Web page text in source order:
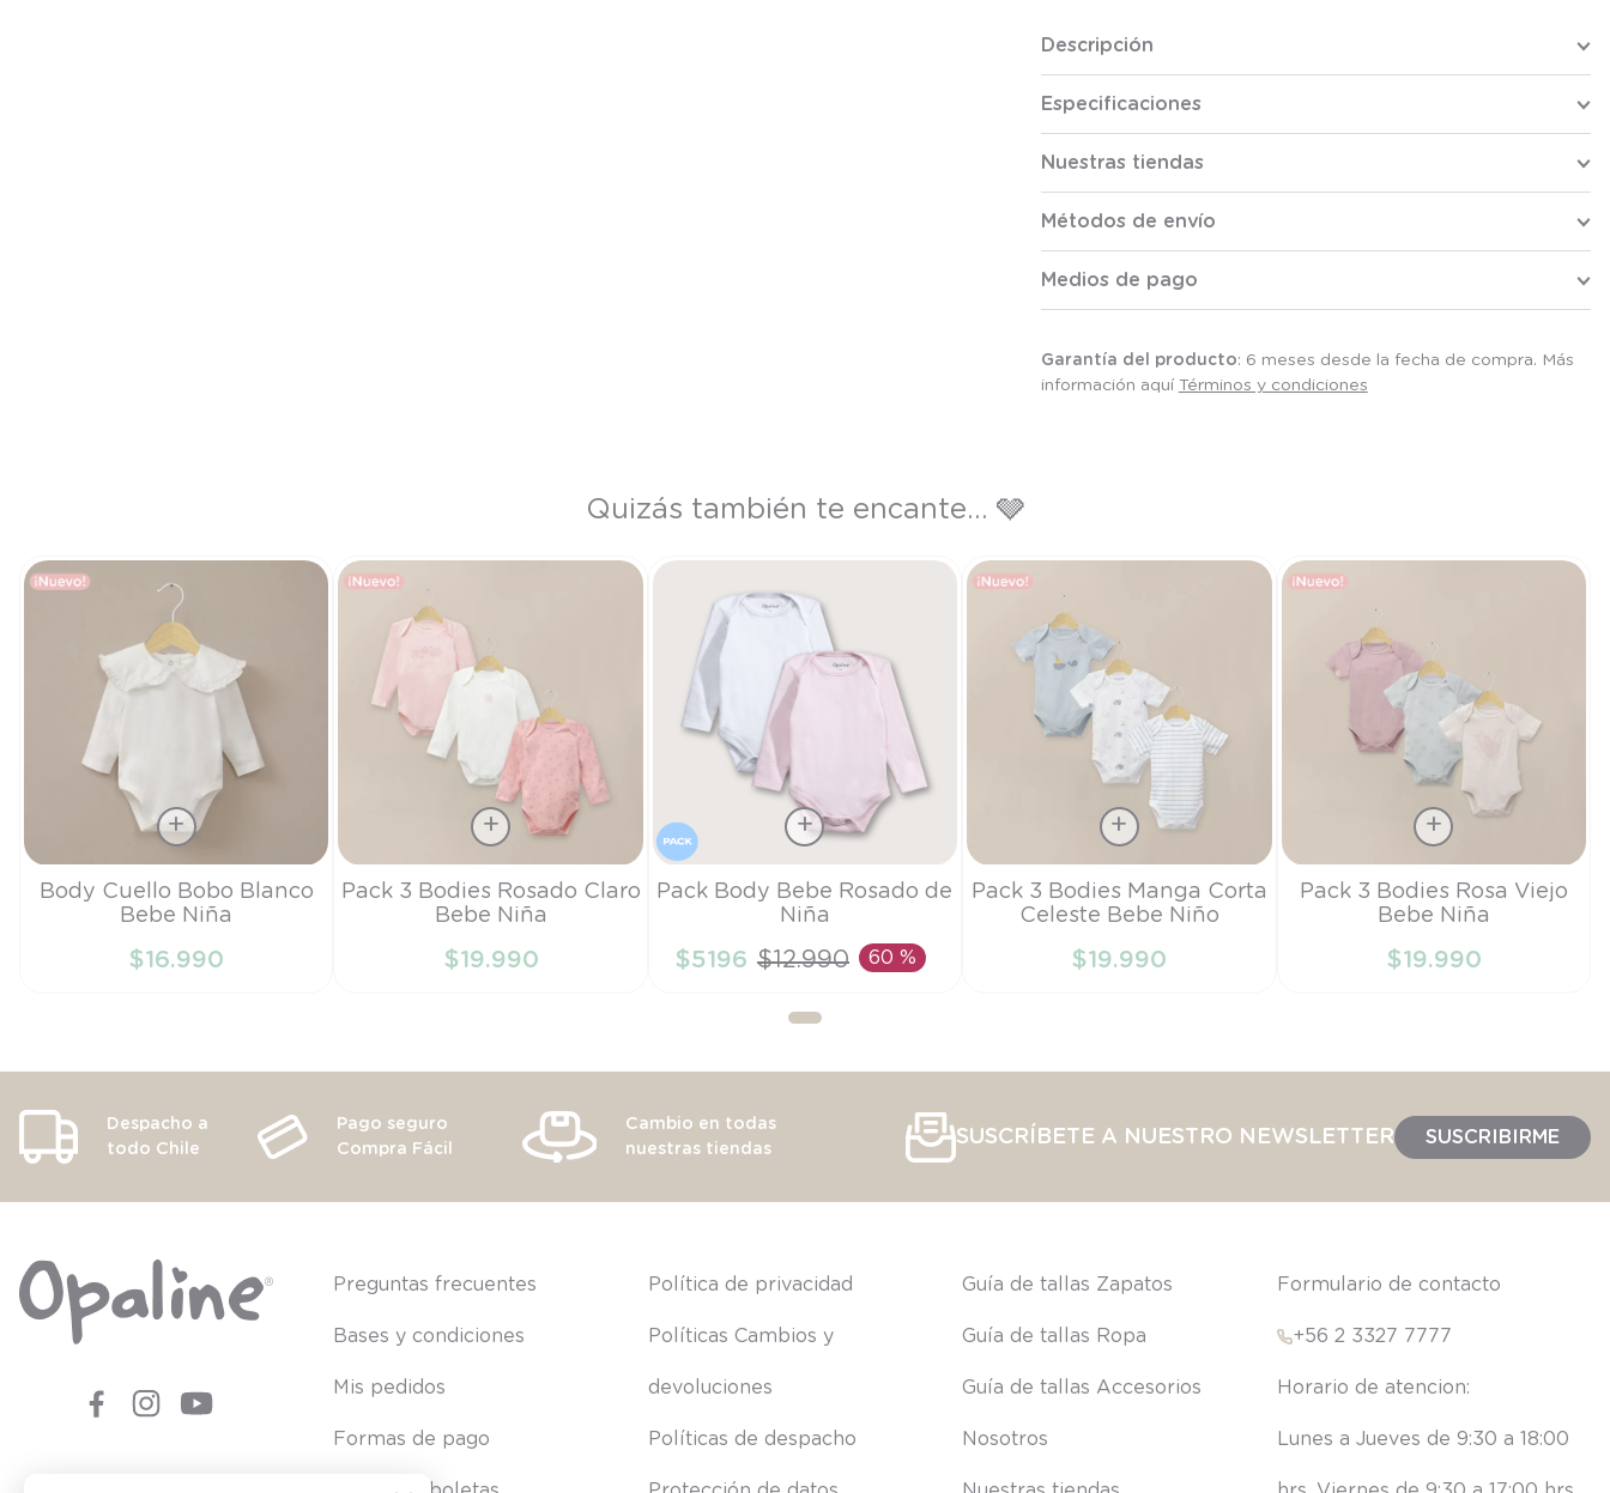
Descripción
Especificaciones
Nuestras tiendas
Métodos de envío
Medios de pago
Garantía del producto: 6 meses desde la fecha de compra. Más
información aquí Términos y condiciones
Quizás también te encante... 🩶
Talla
AÑADIR AL CARRITO
Body Cuello Bobo Blanco
Bebe Niña
$16.990
Talla
AÑADIR AL CARRITO
Pack 3 Bodies Rosado Claro
Bebe Niña
$19.990
Talla
AÑADIR AL CARRITO
Pack Body Bebe Rosado de
Niña
$5196 $12.990 60 %
Talla
AÑADIR AL CARRITO
Pack 3 Bodies Manga Corta
Celeste Bebe Niño
$19.990
Talla
AÑADIR AL CARRITO
Pack 3 Bodies Rosa Viejo
Bebe Niña
$19.990
Despacho a
todo Chile
Pago seguro
Compra Fácil
Cambio en todas
nuestras tiendas
SUSCRÍBETE A NUESTRO NEWSLETTER SUSCRIBIRME
Preguntas frecuentes
Bases y condiciones
Mis pedidos
Formas de pago
Política de privacidad
Políticas Cambios y
devoluciones
Políticas de despacho
Guía de tallas Zapatos
Guía de tallas Ropa
Guía de tallas Accesorios
Nosotros
Formulario de contacto
+56 2 3327 7777
Lunes a Jueves de 9:30 a 18:00